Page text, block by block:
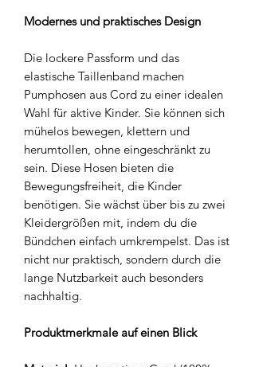
Modernes und praktisches Design
Die lockere Passform und das
elastische Taillenband machen
Pumphosen aus Cord zu einer idealen
Wahl für aktive Kinder. Sie können sich
mühelos bewegen, klettern und
herumtollen, ohne eingeschränkt zu
sein. Diese Hosen bieten die
Bewegungsfreiheit, die Kinder
benötigen. Sie wächst über bis zu zwei
Kleidergrößen mit, indem du die
Bündchen einfach umkrempelst. Das ist
nicht nur praktisch, sondern durch die
lange Nutzbarkeit auch besonders
nachhaltig.
Produktmerkmale auf einen Blick